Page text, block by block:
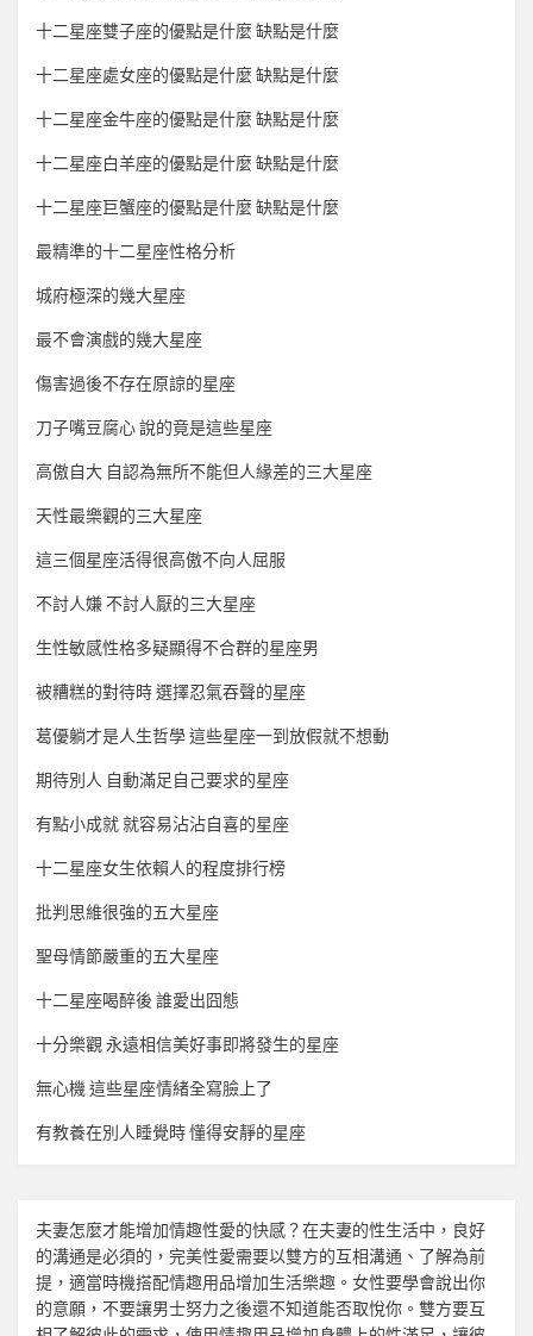
十二星座雙子座的優點是什麼 缺點是什麼
十二星座處女座的優點是什麼 缺點是什麼
十二星座金牛座的優點是什麼 缺點是什麼
十二星座白羊座的優點是什麼 缺點是什麼
十二星座巨蟹座的優點是什麼 缺點是什麼
最精準的十二星座性格分析
城府極深的幾大星座
最不會演戲的幾大星座
傷害過後不存在原諒的星座
刀子嘴豆腐心 說的竟是這些星座
高傲自大 自認為無所不能但人緣差的三大星座
天性最樂觀的三大星座
這三個星座活得很高傲不向人屈服
不討人嫌 不討人厭的三大星座
生性敏感性格多疑顯得不合群的星座男
被糟糕的對待時 選擇忍氣吞聲的星座
葛優躺才是人生哲學 這些星座一到放假就不想動
期待別人 自動滿足自己要求的星座
有點小成就 就容易沾沾自喜的星座
十二星座女生依賴人的程度排行榜
批判思維很強的五大星座
聖母情節嚴重的五大星座
十二星座喝醉後 誰愛出囧態
十分樂觀 永遠相信美好事即將發生的星座
無心機 這些星座情緒全寫臉上了
有教養在別人睡覺時 懂得安靜的星座
夫妻怎麼才能增加情趣性愛的快感？在夫妻的性生活中，良好
的溝通是必須的，完美性愛需要以雙方的互相溝通、了解為前
提，適當時機搭配情趣用品增加生活樂趣。女性要學會說出你
的意願，不要讓男士努力之後還不知道能否取悅你。雙方要互